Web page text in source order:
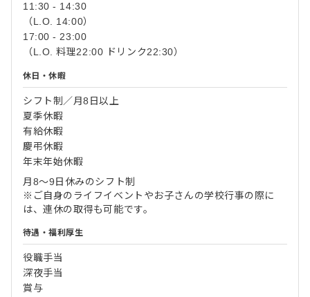
11:30 - 14:30
（L.O. 14:00）
17:00 - 23:00
（L.O. 料理22:00 ドリンク22:30）
休日・休暇
シフト制／月8日以上
夏季休暇
有給休暇
慶弔休暇
年末年始休暇
月8〜9日休みのシフト制
※ご自身のライフイベントやお子さんの学校行事の際に
は、連休の取得も可能です。
待遇・福利厚生
役職手当
深夜手当
賞与